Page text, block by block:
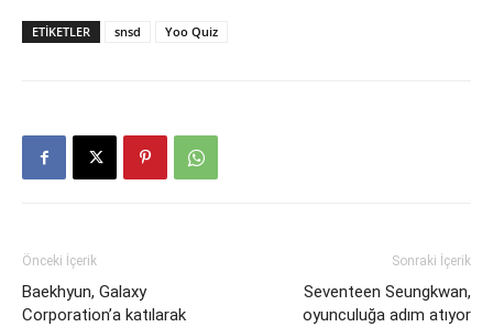
ETIKETLER snsd Yoo Quiz
Önceki İçerik
Baekhyun, Galaxy
Corporation’a katılarak
Sonraki İçerik
Seventeen Seungkwan,
oyunculuğa adım atıyor